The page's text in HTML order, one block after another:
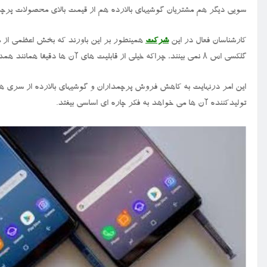
سویی دیگر هم مشتریان گوشیهای بالارده هم از قیمت بالای محصولات
کارشناسان فعال در اینشرکت
گلکسی اس ۸ نمی بینند، چراکه خیلی از قابلیت های آن ها دقیقا همانند همدیگر است.
این امر درنهایت به کاهش فروش پرچمداران و گوشیهای بالارده از
تولیدکننده آن ها می خواهد به فکر چاره ای اساسی بیفتد.